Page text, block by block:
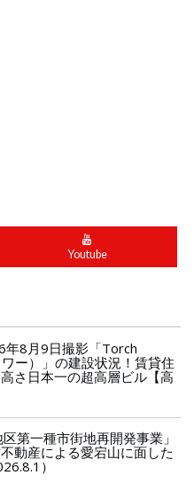
Youtube
年8月9日撮影「Torch
ー）」の建設状況！賃貸住
さ日本一の超高層ビル【高
第一種市街地再開発事業」
動産による愛宕山に面した
）